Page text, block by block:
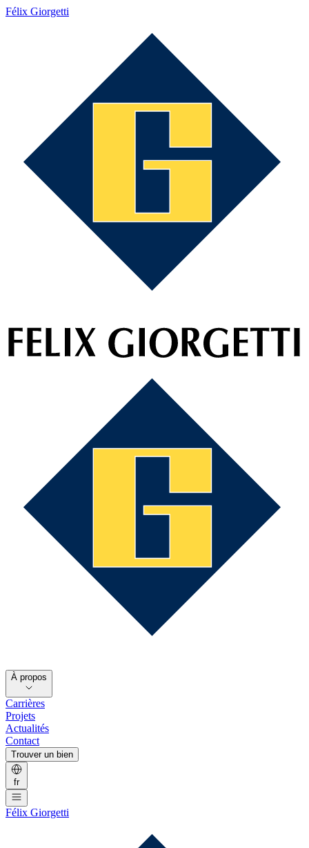
Félix Giorgetti
À propos
Carrières
Projets
Actualités
Contact
Trouver un bien
fr
Félix Giorgetti